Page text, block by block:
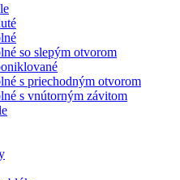
so slepým otvorom
s priechodným otvorom
s vnútorným závitom